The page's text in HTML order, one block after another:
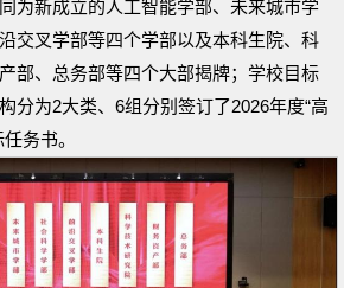
为新成立的人工智能学部、未来城市学
交叉学部等四个学部以及本科生院、科
部、总务部等四个大部揭牌；学校目标
分为2大类、6组分别签订了2026年度“高
务书。